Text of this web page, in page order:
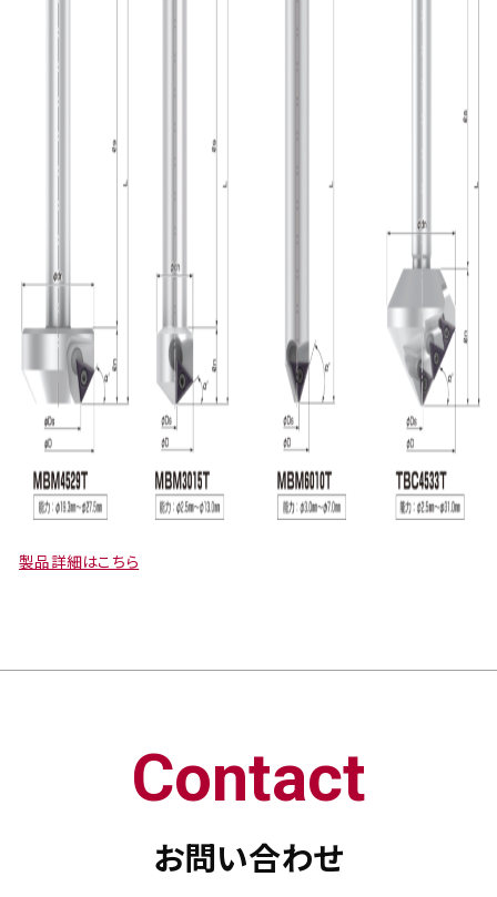
製品詳細はこちら
Contact
お問い合わせ